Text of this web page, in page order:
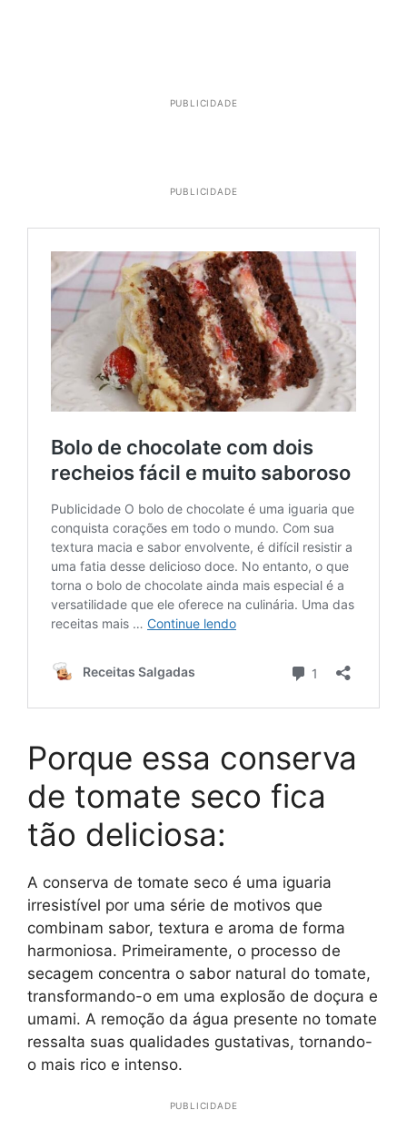
PUBLICIDADE
PUBLICIDADE
Porque essa conserva
de tomate seco fica
tão deliciosa:
A conserva de tomate seco é uma iguaria
irresistível por uma série de motivos que
combinam sabor, textura e aroma de forma
harmoniosa. Primeiramente, o processo de
secagem concentra o sabor natural do tomate,
transformando-o em uma explosão de doçura e
umami. A remoção da água presente no tomate
ressalta suas qualidades gustativas, tornando-
o mais rico e intenso.
PUBLICIDADE